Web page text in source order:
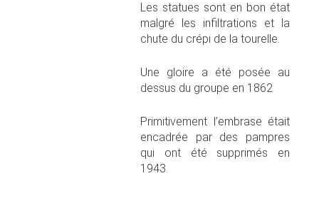
Les statues sont en bon état
malgré les infiltrations et la
chute du crépi de la tourelle.
Une gloire a été posée au
dessus du groupe en 1862
Primitivement l’embrase était
encadrée par des pampres
qui ont été supprimés en
1943.